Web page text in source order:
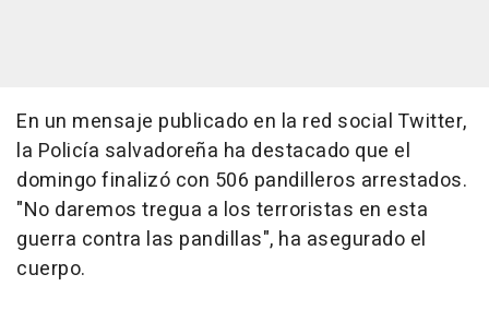
En un mensaje publicado en la red social Twitter,
la Policía salvadoreña ha destacado que el
domingo finalizó con 506 pandilleros arrestados.
"No daremos tregua a los terroristas en esta
guerra contra las pandillas", ha asegurado el
cuerpo.